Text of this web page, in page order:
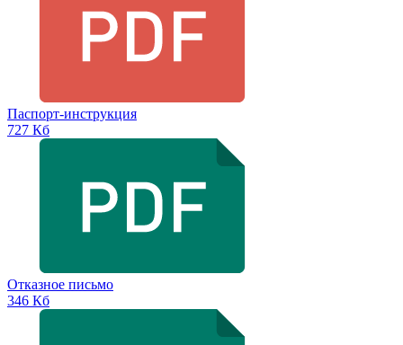
Паспорт-инструкция
727 Кб
Отказное письмо
346 Кб